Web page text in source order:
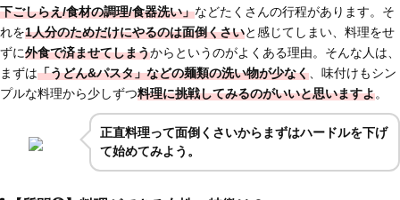
下ごしらえ/食材の調理/食器洗い」などたくさんの行程があります。そ
れを1人分のためだけにやるのは面倒くさいと感じてしまい、料理をせ
ずに外食で済ませてしまうからというのがよくある理由。そんな人は、
まずは「うどん&パスタ」などの麺類の洗い物が少なく、味付けもシン
プルな料理から少しずつ料理に挑戦してみるのがいいと思いますよ。
正直料理って面倒くさいからまずはハードルを下げ
て始めてみよう。